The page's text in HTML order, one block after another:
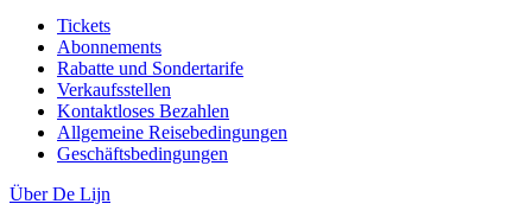
Tickets
Abonnements
Rabatte und Sondertarife
Verkaufsstellen
Kontaktloses Bezahlen
Allgemeine Reisebedingungen
Geschäftsbedingungen
Über De Lijn